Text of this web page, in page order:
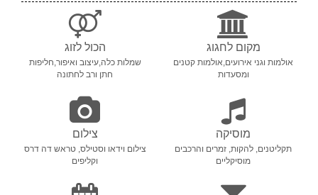
מקום לחגוג
אולמות וגני אירועים,אולמות קטנים
ומסעדות
הכול לזוג
שמלות כלה,עיצוב ואיפור,חליפות
חתן ורב לחתונה
מוסיקה
תקליטנים, להקות, זמרים והרכבים
מוסיקליים
צילום
צילום וידאו וסטילס, טראש דה דרס
וקליפים